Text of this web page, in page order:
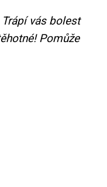
Trápí vás bolest
Pomůže